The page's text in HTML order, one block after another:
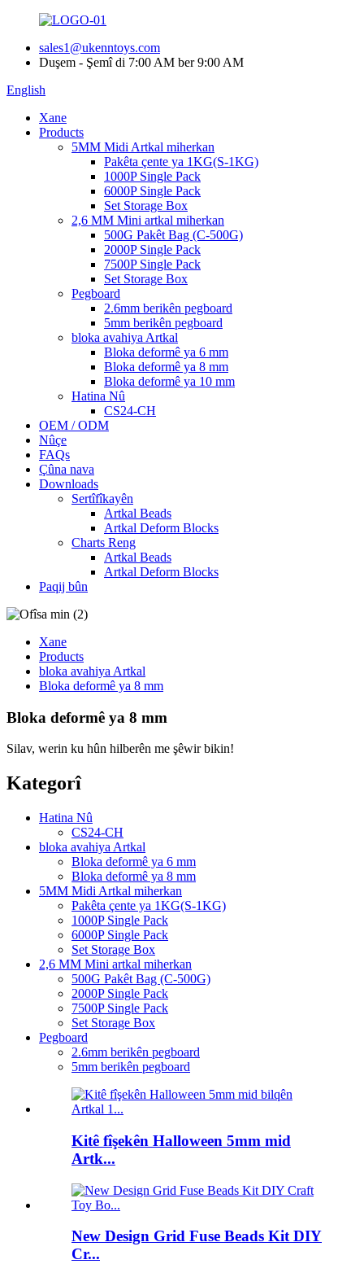
sales1@ukenntoys.com
Duşem - Şemî di 7:00 AM ber 9:00 AM
English
Xane
Products
5MM Midi Artkal miherkan
Pakêta çente ya 1KG(S-1KG)
1000P Single Pack
6000P Single Pack
Set Storage Box
2,6 MM Mini artkal miherkan
500G Pakêt Bag (C-500G)
2000P Single Pack
7500P Single Pack
Set Storage Box
Pegboard
2.6mm berikên pegboard
5mm berikên pegboard
bloka avahiya Artkal
Bloka deformê ya 6 mm
Bloka deformê ya 8 mm
Bloka deformê ya 10 mm
Hatina Nû
CS24-CH
OEM / ODM
Nûçe
FAQs
Çûna nava
Downloads
Sertîfîkayên
Artkal Beads
Artkal Deform Blocks
Charts Reng
Artkal Beads
Artkal Deform Blocks
Paqij bûn
Xane
Products
bloka avahiya Artkal
Bloka deformê ya 8 mm
Bloka deformê ya 8 mm
Silav, werin ku hûn hilberên me şêwir bikin!
Kategorî
Hatina Nû
CS24-CH
bloka avahiya Artkal
Bloka deformê ya 6 mm
Bloka deformê ya 8 mm
5MM Midi Artkal miherkan
Pakêta çente ya 1KG(S-1KG)
1000P Single Pack
6000P Single Pack
Set Storage Box
2,6 MM Mini artkal miherkan
500G Pakêt Bag (C-500G)
2000P Single Pack
7500P Single Pack
Set Storage Box
Pegboard
2.6mm berikên pegboard
5mm berikên pegboard
Kitê fîşekên Halloween 5mm mid
Artk...
New Design Grid Fuse Beads Kit DIY
Cr...